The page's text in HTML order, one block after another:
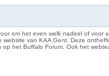
om het even welk nadeel of
van KAA Gent. Deze
op het Buffalo Forum. Ook het